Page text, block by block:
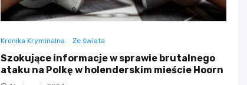
Kronika Kryminalna Ze świata
Szokujące informacje w sprawie brutalnego
ataku na Polkę w holenderskim mieście Hoorn